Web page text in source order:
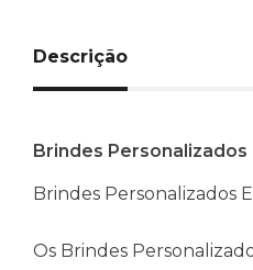
Descrição
Brindes Personalizados
Brindes Personalizados
Os Brindes